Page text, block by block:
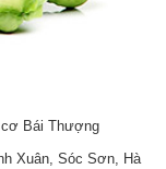
cơ Bái Thượng
Xuân, Sóc Sơn, Hà